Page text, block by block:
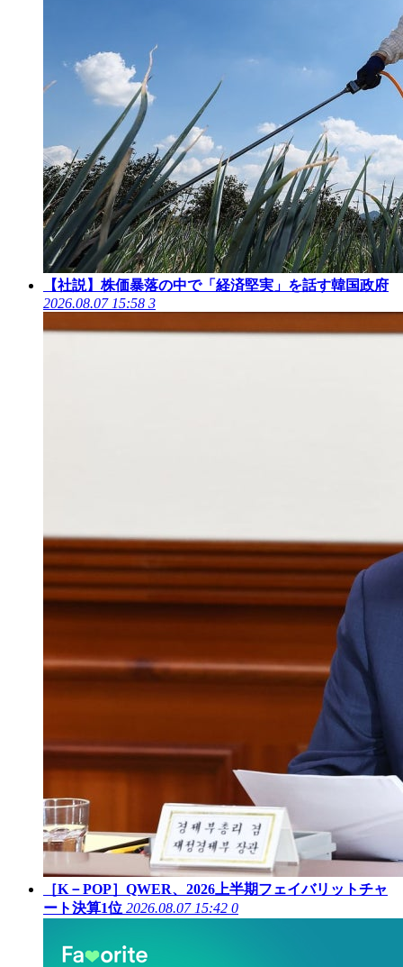
【社説】株価暴落の中で「経済堅実」を話す韓国政府
2026.08.07 15:58 3
［K－POP］QWER、2026上半期フェイバリットチャ
ート決算1位 2026.08.07 15:42 0